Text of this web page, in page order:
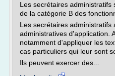
Les secrétaires administratifs
de la catégorie B des
Les secrétaires administratifs
administratives d'application.
notamment d'appliquer les
cas particuliers qui leur sont
Ils peuvent exercer des...